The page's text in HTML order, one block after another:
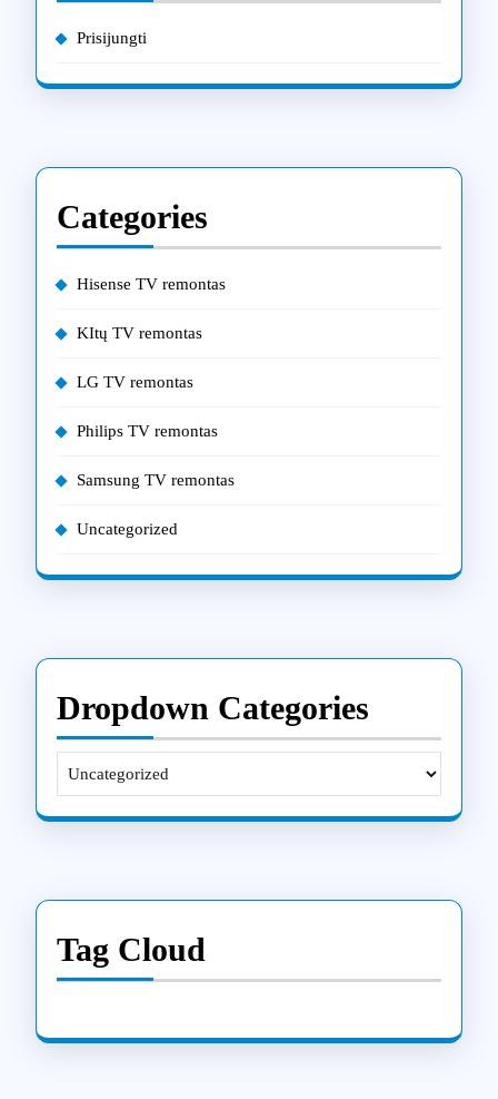
Prisijungti
Categories
Hisense TV remontas
KItų TV remontas
LG TV remontas
Philips TV remontas
Samsung TV remontas
Uncategorized
Dropdown Categories
Tag Cloud